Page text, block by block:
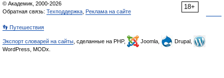
18+
© Академик, 2000-2026
Обратная связь: Техподдержка Реклама на сайте
👣 Путешествия
Экспорт словарей на сайты , сделанные на PHP, Joomla,
Drupal,
WordPress, MODx.